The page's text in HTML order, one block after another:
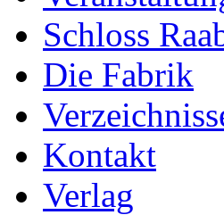
Schloss
Die Fabrik
Kontakt
Verlag